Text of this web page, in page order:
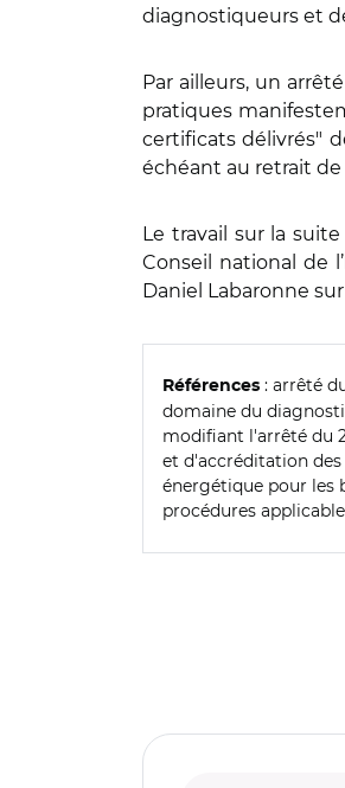
diagnostiqueurs et
Par ailleurs, un
pratiques
certificats délivrés"
échéant au retrait
Le travail sur la
Conseil national de
Daniel Labaronne
Références : arrêté
domaine du
modifiant l'arrêté du
et d'accréditation
énergétique pour les
procédures